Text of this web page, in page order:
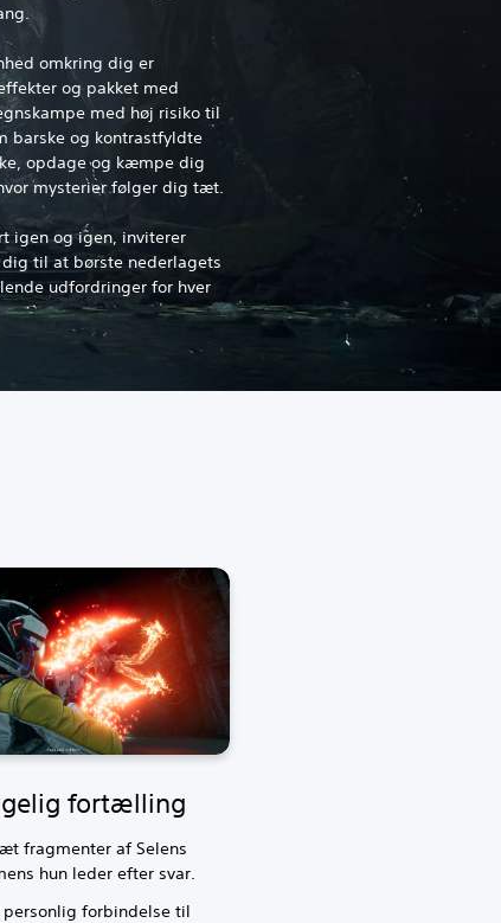
omkring dig er
og pakket med
med høj risiko til
barske og kontrastfyldte
opdage og kæmpe dig
mysterier følger dig tæt.
igen og igen, inviterer
til at børste nederlagets
udfordringer for hver
fortælling
fragmenter af Selens
hun leder efter svar.
forbindelse til